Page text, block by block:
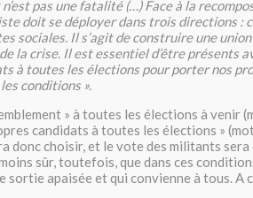
pas une fatalité (…) Face à la
doit se déployer dans trois directions :
sociales. Il s’agit de construire une
la crise. Il est essentiel d’être présents
à toutes les élections pour porter nos
conditions ».
» à toutes les élections à venir
candidats à toutes les élections »
donc choisir, et le vote des militants sera
sûr, toutefois, que dans ces
sortie apaisée et qui convienne à tous. A